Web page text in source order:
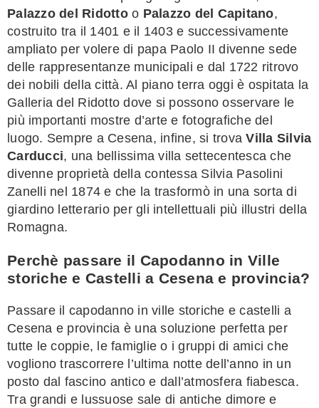
Palazzo del Ridottoo Palazzo del Capitano,
costruito tra il 1401 e il 1403 e successivamente
ampliato per volere di papa Paolo II divenne sede
delle rappresentanze municipali e dal 1722 ritrovo
dei nobili della città. Al piano terra oggi è ospitata la
Galleria del Ridotto dove si possono osservare le
più importanti mostre d’arte e fotografiche del
luogo. Sempre a Cesena, infine, si trova Villa Silvia
Carducci, una bellissima villa settecentesca che
divenne proprietà della contessa Silvia Pasolini
Zanelli nel 1874 e che la trasformò in una sorta di
giardino letterario per gli intellettuali più illustri della
Romagna.
Perchè passare il Capodanno in Ville
storiche e Castelli a Cesena e provincia?
Passare il capodanno in ville storiche e castelli a
Cesena e provincia è una soluzione perfetta per
tutte le coppie, le famiglie o i gruppi di amici che
vogliono trascorrere l’ultima notte dell’anno in un
posto dal fascino antico e dall’atmosfera fiabesca.
Tra grandi e lussuose sale di antiche dimore e